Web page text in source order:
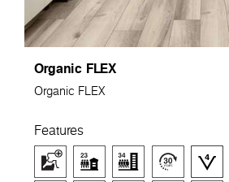
Organic FLEX
Organic FLEX
Features